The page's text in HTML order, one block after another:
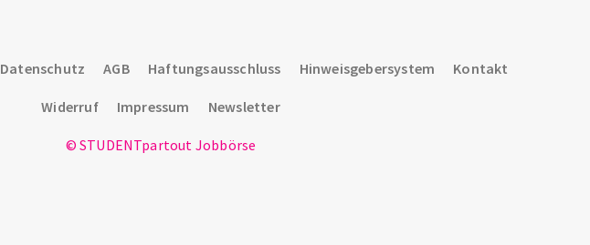
Datenschutz AGB Haftungsausschluss Hinweisgebersystem Kontakt
Widerruf Impressum Newsletter
© STUDENTpartout Jobbörse